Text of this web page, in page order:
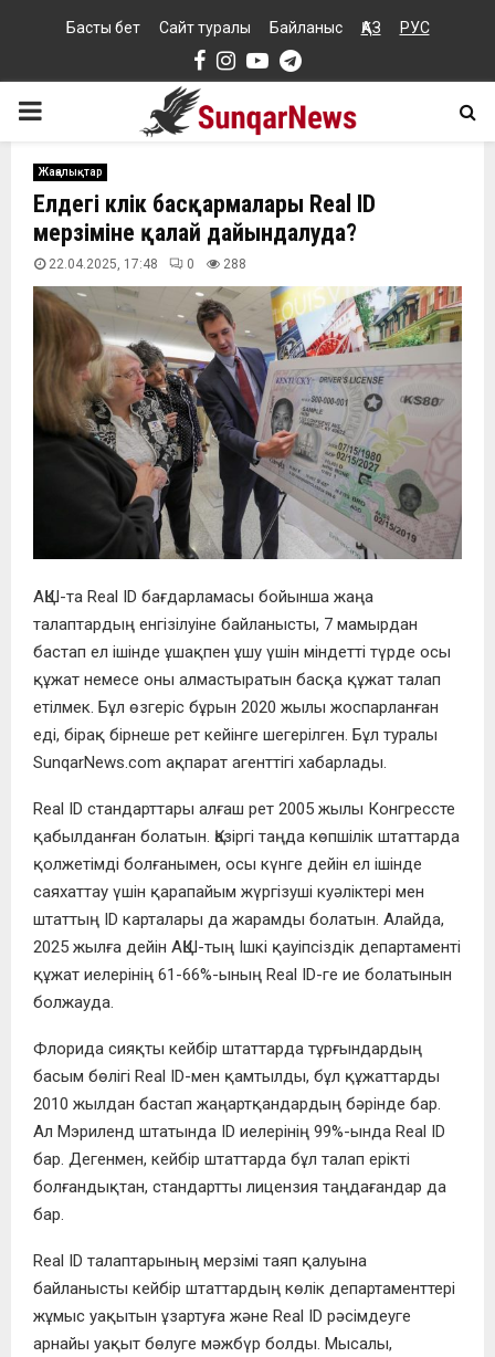
Басты бет Сайт туралы Байланыс ҚАЗ РУС
Facebook
Instagram
YoutubeTelegram
PRIMARY
MENU
Жаңалықтар
Елдегі көлік басқармалары Real ID
мерзіміне қалай дайындалуда?
22.04.2025, 17:48 0 288
АҚШ-та Real ID бағдарламасы бойынша жаңа
талаптардың енгізілуіне байланысты, 7 мамырдан
бастап ел ішінде ұшақпен ұшу үшін міндетті түрде осы
құжат немесе оны алмастыратын басқа құжат талап
етілмек. Бұл өзгеріс бұрын 2020 жылы жоспарланған
еді, бірақ бірнеше рет кейінге шегерілген. Бұл туралы
SunqarNews.com ақпарат агенттігі хабарлады.
Real ID стандарттары алғаш рет 2005 жылы Конгрессте
қабылданған болатын. Қазіргі таңда көпшілік штаттарда
қолжетімді болғанымен, осы күнге дейін ел ішінде
саяхаттау үшін қарапайым жүргізуші куәліктері мен
штаттың ID карталары да жарамды болатын. Алайда,
2025 жылға дейін АҚШ-тың Ішкі қауіпсіздік департаменті
құжат иелерінің 61-66%-ының Real ID-ге ие болатынын
болжауда.
Флорида сияқты кейбір штаттарда тұрғындардың
басым бөлігі Real ID-мен қамтылды, бұл құжаттарды
2010 жылдан бастап жаңартқандардың бәрінде бар.
Ал Мэриленд штатында ID иелерінің 99%-ында Real ID
бар. Дегенмен, кейбір штаттарда бұл талап ерікті
болғандықтан, стандартты лицензия таңдағандар да
бар.
Real ID талаптарының мерзімі таяп қалуына
байланысты кейбір штаттардың көлік департаменттері
жұмыс уақытын ұзартуға және Real ID рәсімдеуге
арнайы уақыт бөлуге мәжбүр болды. Мысалы,